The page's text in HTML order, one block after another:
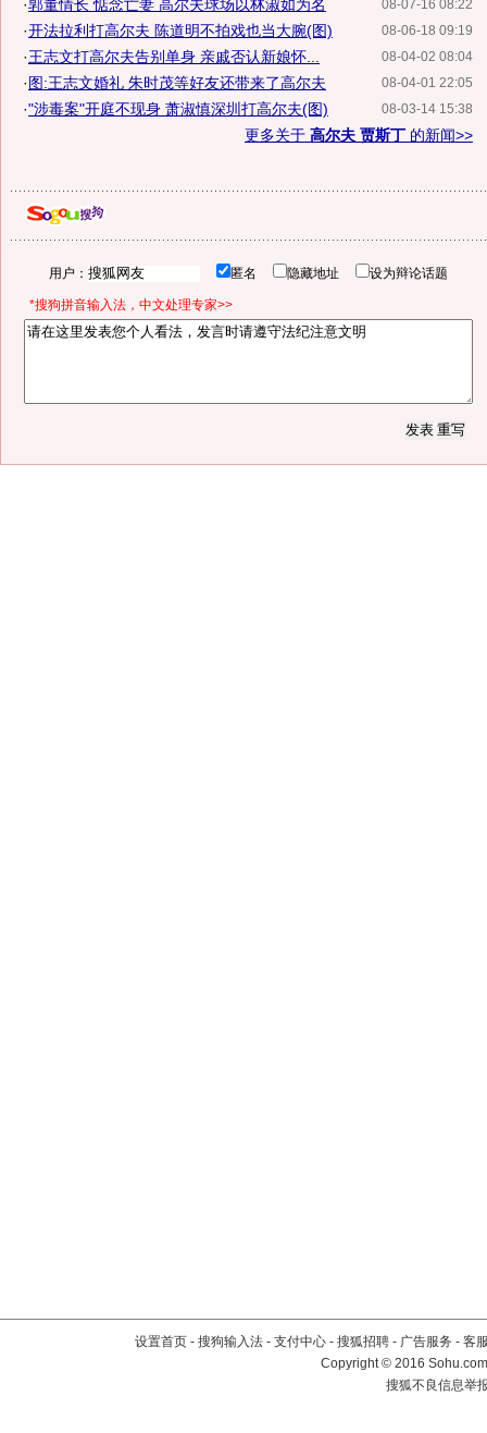
08-07-16 08:22
·郭董情长 惦念亡妻 高尔夫球场以林淑如为名
08-06-18 09:19
·开法拉利打高尔夫 陈道明不拍戏也当大腕(图)
08-04-02 08:04
·王志文打高尔夫告别单身 亲戚否认新娘怀...
08-04-01 22:05
·图:王志文婚礼 朱时茂等好友还带来了高尔夫
08-03-14 15:38
·"涉毒案"开庭不现身 萧淑慎深圳打高尔夫(图)
更多关于 高尔夫 贾斯丁 的新闻>>
用户： 匿名 隐藏地址 设为辩论话题
*搜狗拼音输入法，中文处理专家>>
设置首页 - 搜狗输入法 - 支付中心 - 搜狐招聘 - 广告服务 - 客
Copyright©2016
搜狐不良信息举